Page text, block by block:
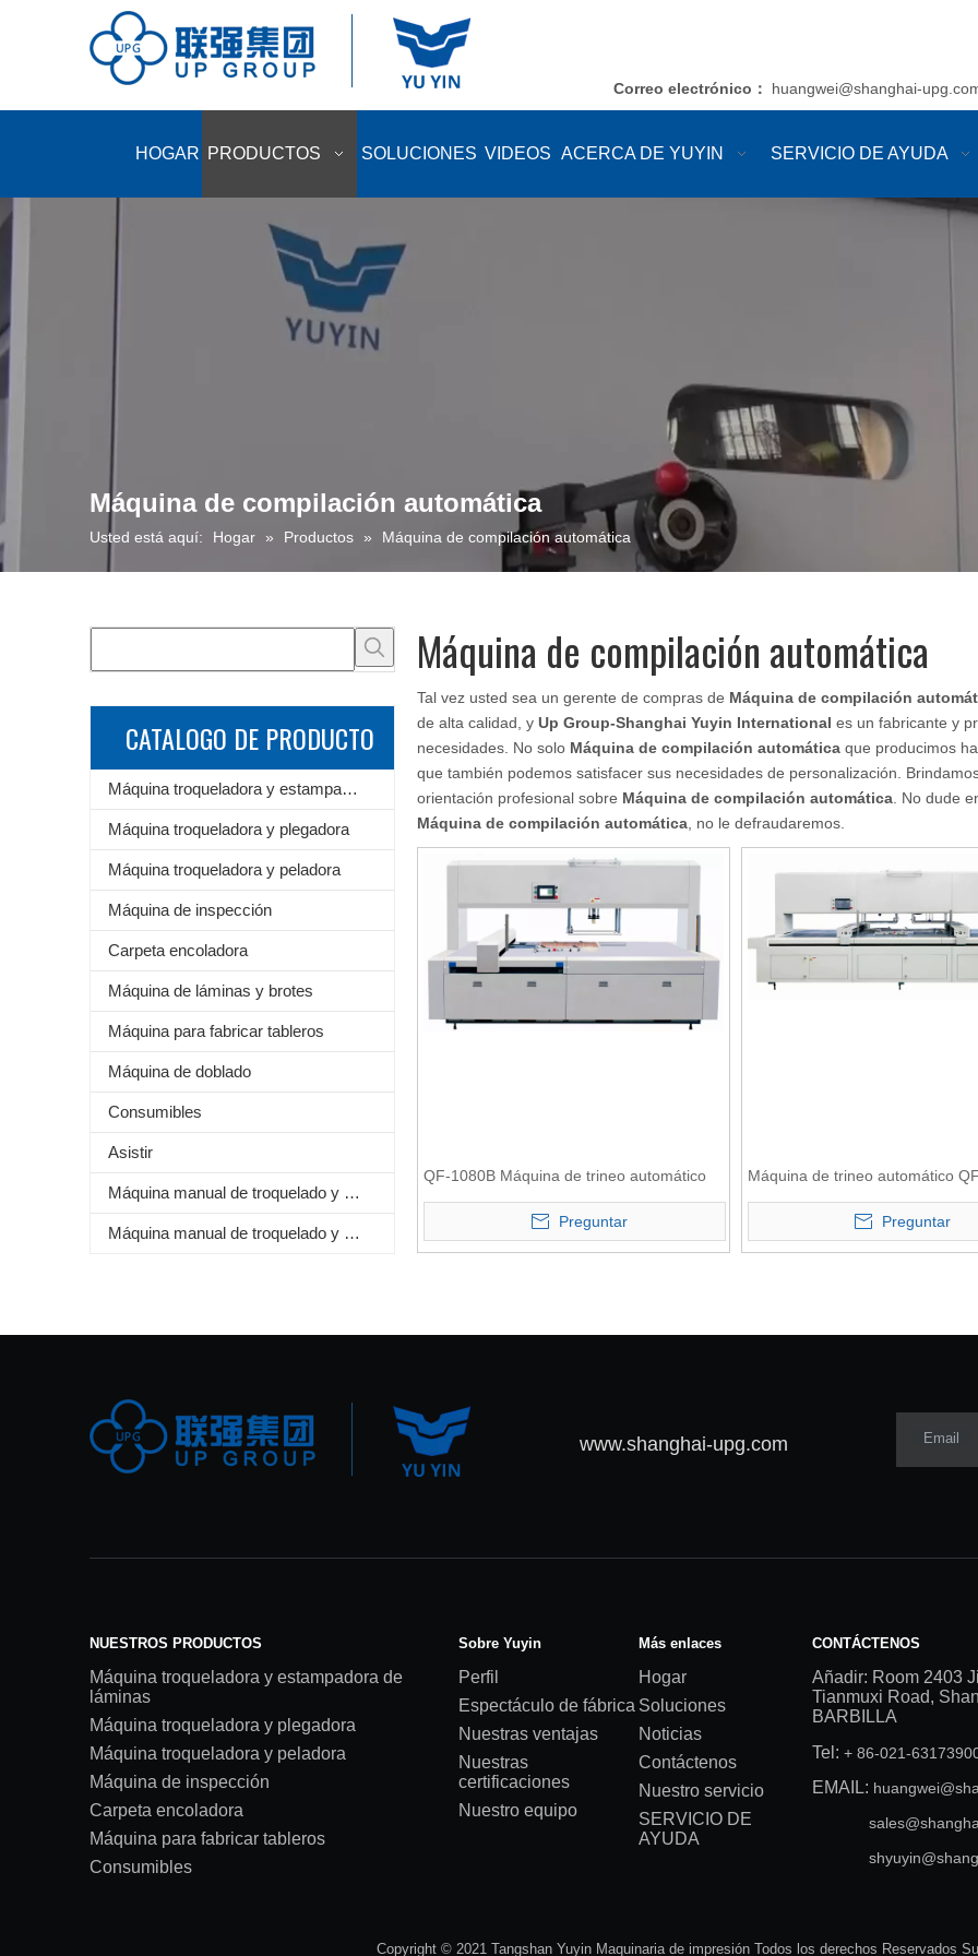
Correo electrónico ： huangwei@shanghai-
HOGAR PRODUCTOS SOLUCIONES VIDEOS ACERCA DE YUYIN SERVICIO DE AYUDA
Máquina de compilación automática
Usted está aquí: Hogar » Productos » Máquina de compilación automática
CATALOGO DE PRODUCTO
Máquina troqueladora y estampadora de láminas
Máquina troqueladora y plegadora
Máquina troqueladora y peladora
Máquina de inspección
Carpeta encoladora
Máquina de láminas y brotes
Máquina para fabricar tableros
Máquina de doblado
Consumibles
Asistir
Máquina manual de troquelado y estampado de láminas
Máquina manual de troquelado y plegado
Máquina de compilación automática
Tal vez usted sea un gerente de compras de Máquina de compilación
de alta calidad, y Up Group-Shanghai Yuyin International es un fabricante y
necesidades. No solo Máquina de compilación automática que producimos
que también podemos satisfacer sus necesidades de personalización.
orientación profesional sobre Máquina de compilación automática . No dude
Máquina de compilación automática , no le defraudaremos.
QF-1080B Máquina de trineo automático
Preguntar
Máquina de trineo automático
Preguntar
www.shanghai-upg.com Email
NUESTROS PRODUCTOS
Máquina troqueladora y estampadora de
láminas
Máquina troqueladora y plegadora
Máquina troqueladora y peladora
Máquina de inspección
Carpeta encoladora
Máquina para fabricar tableros
Consumibles
Sobre Yuyin
Perfil
Espectáculo de fábrica
Nuestras ventajas
Nuestras
certificaciones
Nuestro equipo
Más enlaces
Hogar
Soluciones
Noticias
Contáctenos
Nuestro servicio
SERVICIO DE
AYUDA
CONTÁCTENOS
Añadir: Room 2403
Tianmuxi Road,
BARBILLA
Tel: + 86-021-
EMAIL:
Copyright © 2021 Tangshan Yuyin Maquinaria de impresión Todos los derechos Reservados